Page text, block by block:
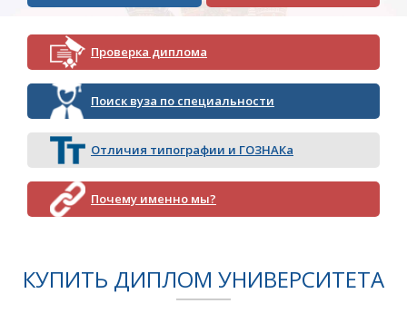
Проверка диплома
Поиск вуза по специальности
Отличия типографии и ГОЗНАКа
Почему именно мы?
КУПИТЬ ДИПЛОМ УНИВЕРСИТЕТА